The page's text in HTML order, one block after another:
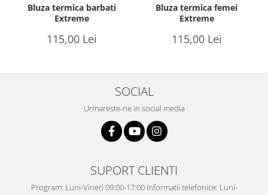
Bluza termica barbati
Extreme
115,00 Lei
Bluza termica femei
Extreme
115,00 Lei
SOCIAL
Urmareste-ne in social media
SUPORT CLIENTI
Program: Luni-Vineri 09:00-17:00 Informatii telefonice: Luni-